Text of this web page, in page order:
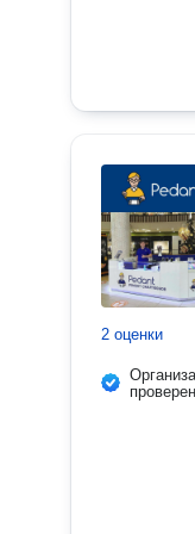
2 оценки